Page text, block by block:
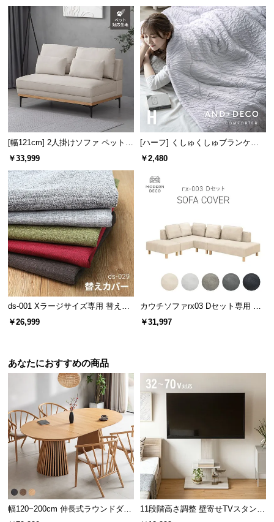
o.,
[幅121cm] 2人掛けソファ ペット対
応生地
￥33,999
[ハーフ] くしゅくしゅブランケッ
ト レーヨン100% とろける肌触り
￥2,480
ds-001 Xラージサイズ専用 替えカ
バー
￥26,999
カウチソファrx03 Dセット専用 交
換用カバー カウチ+2P+1P+オット
￥31,997
あなたにおすすめの商品
幅120~200cm 伸長式ラウンドダイ
11段階高さ調整 壁寄せTVスタンド